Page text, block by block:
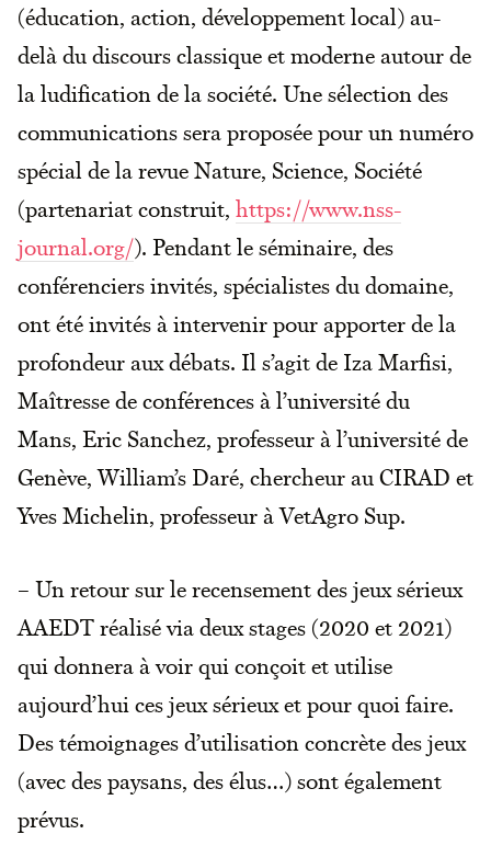
(éducation, action, développement local) au-
delà du discours classique et moderne autour de
la ludification de la société. Une sélection des
communications sera proposée pour un numéro
spécial de la revue Nature, Science, Société
(partenariat construit, https://www.nss-
journal.org/). Pendant le séminaire, des
conférenciers invités, spécialistes du domaine,
ont été invités à intervenir pour apporter de la
profondeur aux débats. Il s’agit de Iza Marfisi,
Maîtresse de conférences à l’université du
Mans, Eric Sanchez, professeur à l’université de
Genève, William’s Daré, chercheur au CIRAD et
Yves Michelin, professeur à VetAgro Sup.
– Un retour sur le recensement des jeux sérieux
AAEDT réalisé via deux stages (2020 et 2021)
qui donnera à voir qui conçoit et utilise
aujourd’hui ces jeux sérieux et pour quoi faire.
Des témoignages d’utilisation concrète des jeux
(avec des paysans, des élus…) sont également
prévus.